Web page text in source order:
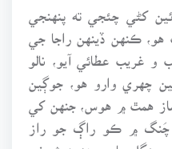
کڻي چئجي ته پنهنجي
هو، ڪنهن ڏينهن راجا جي
غريب عطائي آيو، نالو
چهري وارو هو، جوڳين
همٿ ۾ هوس، جنهن کي
چَنگ ۾ ڪو راڳ جو راز
جهنگل جا مِرونءَ به شوخي